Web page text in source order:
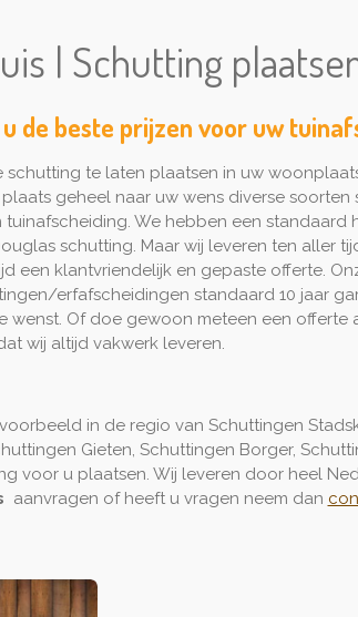
| Schutting
de beste prijzen voor uw
schutting te laten plaatsen in uw
plaats geheel naar uw wens diverse
We hebben een
schutting. Maar wij leveren ten aller
een klantvriendelijk en gepaste offerte.
erfafscheidingen standaard 10 jaar
Of doe gewoon meteen een offerte
wij altijd vakwerk leveren.
in de regio van Schuttingen
Gieten, Schuttingen Borger,
voor u plaatsen. Wij leveren door heel
aanvragen of heeft u vragen neem dan